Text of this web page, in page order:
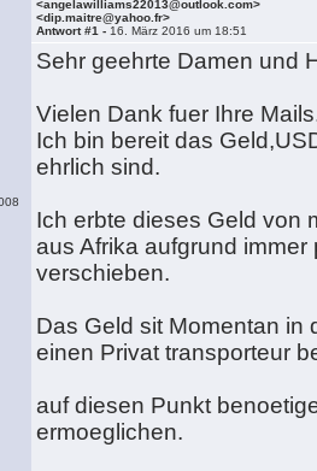
<angelawilliams22013@outlook.com>
<dip.maitre@yahoo.fr>
Antwort #1 - 16. März 2016 um 18:51
Sehr geehrte Damen und
Vielen Dank fuer Ihre
Ich bin bereit das
ehrlich sind.
Ich erbte dieses Geld von
aus Afrika aufgrund
verschieben.
Das Geld sit Momentan in
einen Privat transporteur
auf diesen Punkt
ermoeglichen.